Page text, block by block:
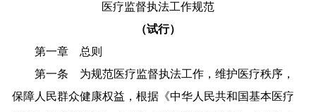
医疗监督执法工作规范
（试行）
第一章 总则
第一条 为规范医疗监督执法工作，维护医疗秩序，
保障人民群众健康权益，根据《中华人民共和国基本医疗